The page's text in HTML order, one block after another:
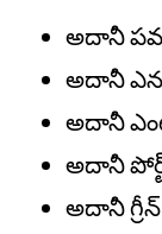
అదానీ
అదానీ
అదానీ
అదానీ
అదానీ గ్రీన్